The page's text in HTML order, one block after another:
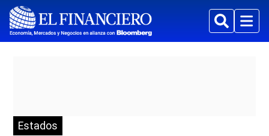
BuscarMenu
Estados